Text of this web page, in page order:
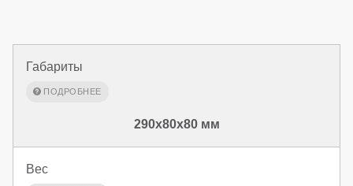
Габариты
290x80x80 мм
Вес